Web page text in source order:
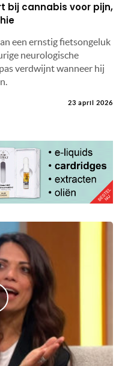
bij cannabis voor pijn,
een ernstig fietsongeluk
neurologische
verdwijnt wanneer hij
23 april 2026